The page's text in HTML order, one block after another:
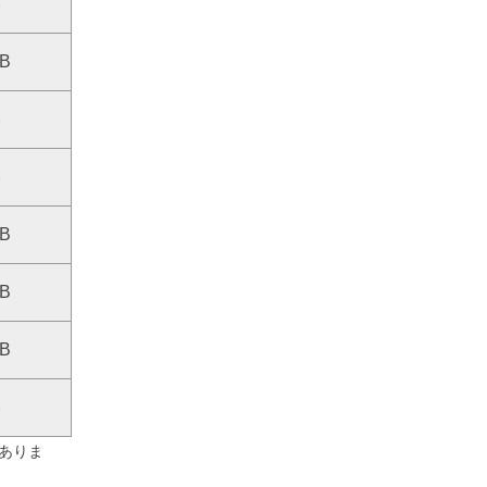
りま